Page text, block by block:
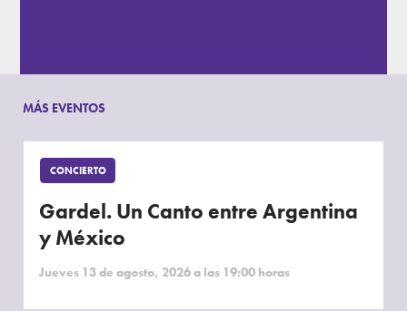
MÁS EVENTOS
CONCIERTO
Gardel. Un Canto entre Argentina
y México
Jueves 13 de agosto, 2026 a las 19:00 horas